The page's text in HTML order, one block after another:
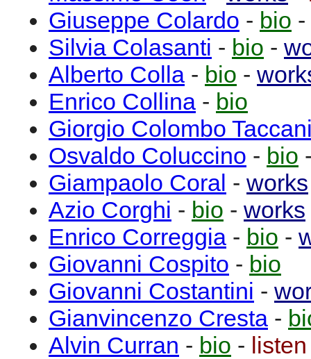
Giuseppe Colardo - bio -
Silvia Colasanti - bio -
Alberto Colla - bio -
Enrico Collina - bio
Giorgio Colombo
Osvaldo Coluccino - bio
Giampaolo Coral - works
Azio Corghi - bio - works
Enrico Correggia - bio -
Giovanni Cospito - bio
Giovanni Costantini -
Gianvincenzo Cresta -
Alvin Curran - bio - listen